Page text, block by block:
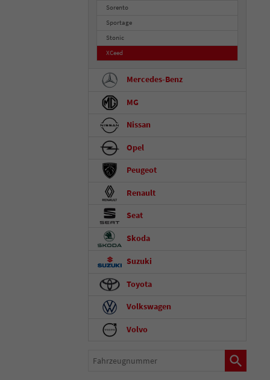
Sorento
Sportage
Stonic
XCeed
Mercedes-Benz
MG
Nissan
Opel
Peugeot
Renault
Seat
Skoda
Suzuki
Toyota
Volkswagen
Volvo
Fahrzeugnummer